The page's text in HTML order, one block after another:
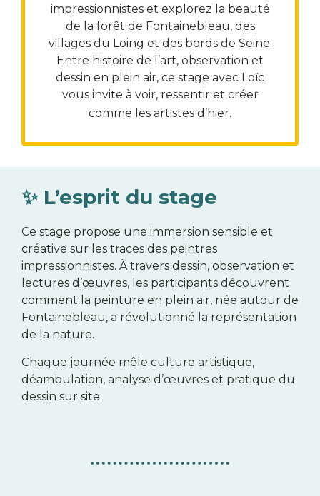
impressionnistes et explorez la beauté
de la forêt de Fontainebleau, des
villages du Loing et des bords de Seine.
Entre histoire de l’art, observation et
dessin en plein air, ce stage avec Loïc
vous invite à voir, ressentir et créer
comme les artistes d’hier.
✨ L’esprit du stage
Ce stage propose une immersion sensible et
créative sur les traces des peintres
impressionnistes. À travers dessin, observation et
lectures d’œuvres, les participants découvrent
comment la peinture en plein air, née autour de
Fontainebleau, a révolutionné la représentation
de la nature.
Chaque journée mêle culture artistique,
déambulation, analyse d’œuvres et pratique du
dessin sur site.